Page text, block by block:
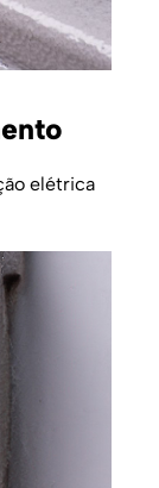
elétrica